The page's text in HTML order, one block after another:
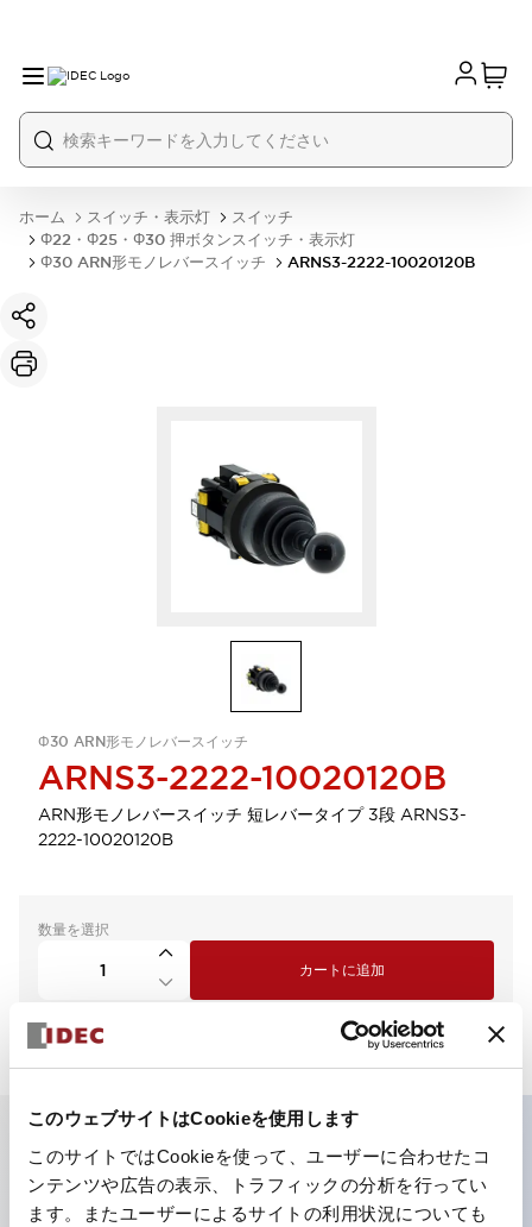
このウェブサイトはCookieを使用します
このサイトではCookieを使って、ユーザーに合わせたコ
ンテンツや広告の表示、トラフィックの分析を行ってい
ます。またユーザーによるサイトの利用状況についても
ホーム スイッチ・表示灯
スイッチ
Φ22・Φ25・Φ30 押ボタンスイッチ・表示灯
Φ30 ARN形モノレバースイッチ
ARNS3-2222-10020120B
Φ30 ARN形モノレバースイッチ
ARNS3-2222-10020120B
ARN形モノレバースイッチ 短レバータイプ 3段 ARNS3-
2222-10020120B
数量を選択
カートに追加
主な特長